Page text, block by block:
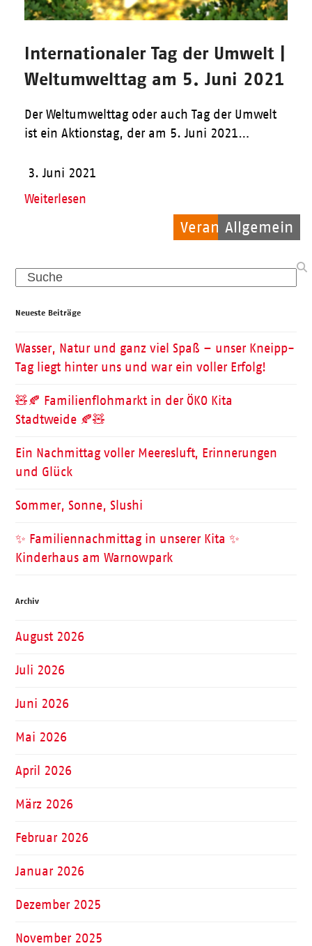
Allgemein
Veranstaltungen
Allgemein
Internationaler Tag der Umwelt |
Weltumwelttag am 5. Juni 2021
Der Weltumwelttag oder auch Tag der Umwelt
ist ein Aktionstag, der am 5. Juni 2021…
3. Juni 2021
Weiterlesen
Search
Neueste Beiträge
Wasser, Natur und ganz viel Spaß – unser Kneipp-
Tag liegt hinter uns und war ein voller Erfolg!
🧸🍂 Familienflohmarkt in der ÖKO Kita
Stadtweide 🍂🧸
Ein Nachmittag voller Meeresluft, Erinnerungen
und Glück
Sommer, Sonne, Slushi
✨ Familiennachmittag in unserer Kita ✨
Kinderhaus am Warnowpark
Archiv
August 2026
Juli 2026
Juni 2026
Mai 2026
April 2026
März 2026
Februar 2026
Januar 2026
Dezember 2025
November 2025